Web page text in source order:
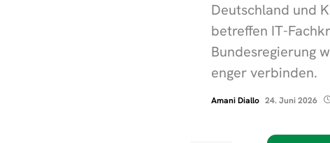
Deutschland und
betreffen IT-
Bundesregierung
enger verbinden.
Amani Diallo 24. Juni 2026